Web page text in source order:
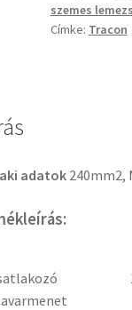
szemes
Címke: Tracon
adatok240mm2,